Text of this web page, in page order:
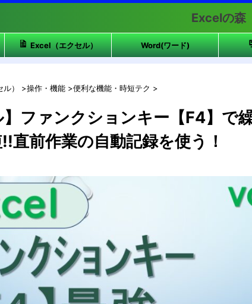
Excelの森
Excel（エクセル） Word(ワード)
） >操作・機能 >便利な機能・時短テク >
】ファンクションキー【F4】で
直前作業の自動記録を使う！